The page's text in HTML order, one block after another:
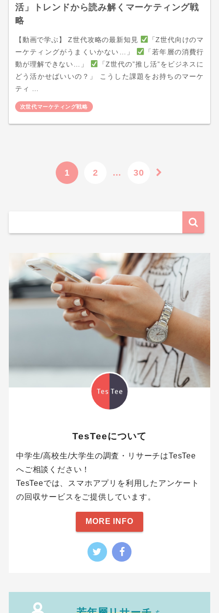
活」トレンドから読み解くマーケティング戦
略
【動画で学ぶ】 Z世代攻略の最新知見
「Z世代向けのマ
ーケティングがうまくいかない…」
「若年層の消費行
動が理解できない…」
「Z世代の”推し活”をビジネスに
どう活かせばいいの？」 こうした課題をお持ちのマーケ
ティ …
次世代マーケティング戦略
1 2 … 30
TesTeeについて
中学生/高校生/大学生の調査・リサーチはTesTee
へご相談ください！
TesTeeでは、スマホアプリを利用したアンケート
の回収サービスをご提供しています。
MORE INFO